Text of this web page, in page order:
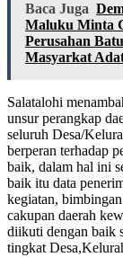
Baca Juga
Maluku Minta
Perusahan
Masyarkat
Salatalohi
unsur perangkap
seluruh Desa/
berperan terhadap
baik, dalam hal ini
baik itu data
kegiatan,
cakupan daerah
diikuti dengan baik
tingkat